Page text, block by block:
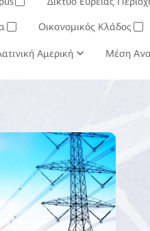
Οικονομικός Κλάδος
✓ Κλάδος
Αμερική Μέση